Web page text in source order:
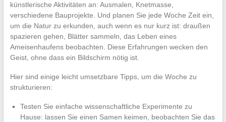
künstlerische Aktivitäten an: Ausmalen, Knetmasse,
verschiedene Bauprojekte. Und planen Sie jede Woche Zeit ein,
um die Natur zu erkunden, auch wenn es nur kurz ist: draußen
spazieren gehen, Blätter sammeln, das Leben eines
Ameisenhaufens beobachten. Diese Erfahrungen wecken den
Geist, ohne dass ein Bildschirm nötig ist.
Hier sind einige leicht umsetzbare Tipps, um die Woche zu
strukturieren:
Testen Sie einfache wissenschaftliche Experimente zu
Hause: lassen Sie einen Samen keimen, beobachten Sie das